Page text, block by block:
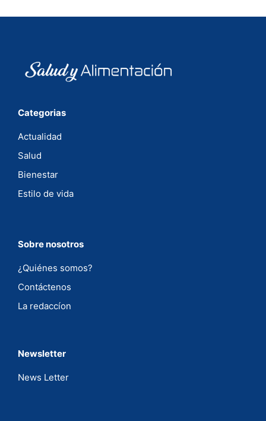
Categorias
Actualidad
Salud
Bienestar
Estilo de vida
Sobre nosotros
¿Quiénes somos?
Contáctenos
La redaccíon
Newsletter
News Letter